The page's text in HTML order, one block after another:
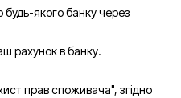
якого банку через
рахунок в банку.
прав споживача", згідно